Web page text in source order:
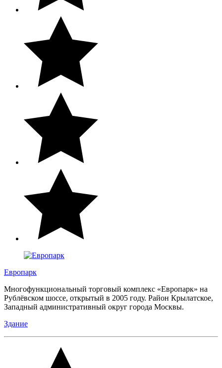
Европарк
Многофункциональный торговый комплекс «Европарк» на
Рублёвском шоссе, открытый в 2005 году. Район Крылатское,
Западный административный округ города Москвы.
Здание